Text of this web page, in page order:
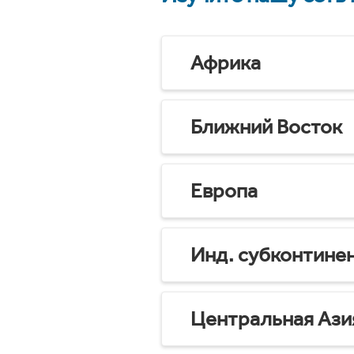
Африка
Ближний Восток
Европа
Инд.
Центральная